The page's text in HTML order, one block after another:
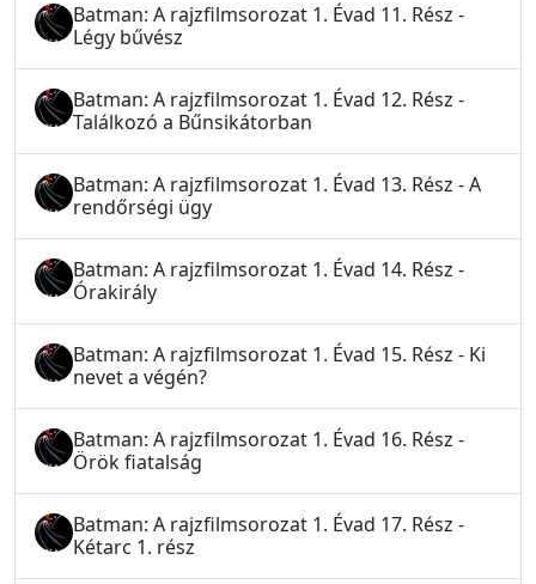
Batman: A rajzfilmsorozat 1. Évad 11. Rész -
Légy bűvész
Batman: A rajzfilmsorozat 1. Évad 12. Rész -
Találkozó a Bűnsikátorban
Batman: A rajzfilmsorozat 1. Évad 13. Rész - A
rendőrségi ügy
Batman: A rajzfilmsorozat 1. Évad 14. Rész -
Órakirály
Batman: A rajzfilmsorozat 1. Évad 15. Rész - Ki
nevet a végén?
Batman: A rajzfilmsorozat 1. Évad 16. Rész -
Örök fiatalság
Batman: A rajzfilmsorozat 1. Évad 17. Rész -
Kétarc 1. rész